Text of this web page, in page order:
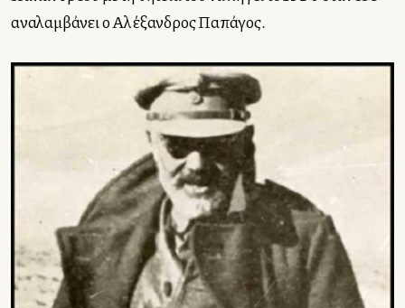
αναλαμβάνει ο Αλέξανδρος Παπάγος.